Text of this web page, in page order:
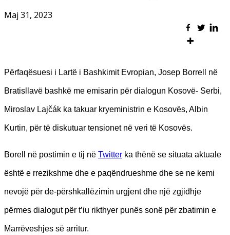
Maj 31, 2023
Përfaqësuesi i Lartë i Bashkimit Evropian, Josep Borrell në
Bratisllavë bashkë me emisarin për dialogun Kosovë- Serbi,
Miroslav Lajčák ka takuar kryeministrin e Kosovës, Albin
Kurtin, për të diskutuar tensionet në veri të Kosovës.
Borell në postimin e tij në Twitter ka thënë se situata aktuale
është e rrezikshme dhe e paqëndrueshme dhe se ne kemi
nevojë për de-përshkallëzimin urgjent dhe një zgjidhje
përmes dialogut për t’iu rikthyer punës sonë për zbatimin e
Marrëveshjes së arritur.